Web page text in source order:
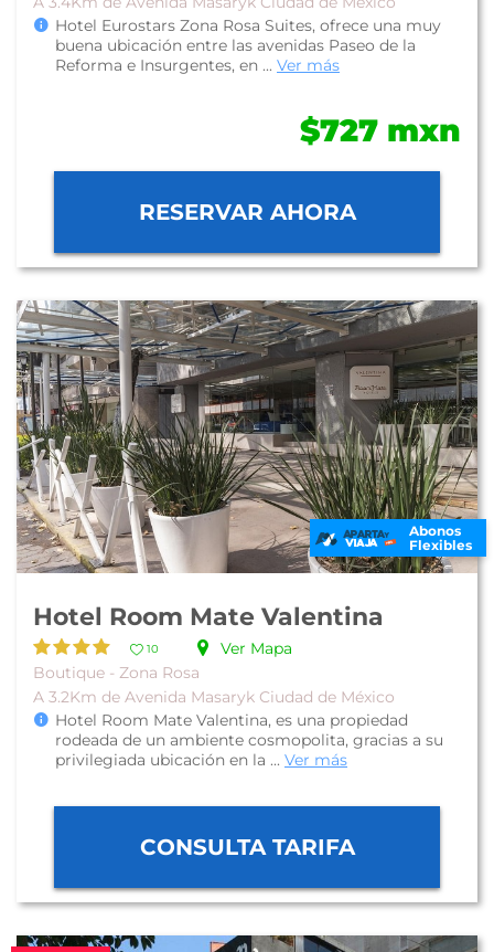
Hotel Eurostars Zona Rosa Suites, ofrece una muy
buena ubicación entre las avenidas Paseo de la
Reforma e Insurgentes, en ... Ver más
$727 mxn
RESERVAR AHORA
Abonos
Flexibles
Hotel Room Mate Valentina
10
Ver Mapa
Boutique - Zona Rosa
A 3.2Km de Avenida Masaryk Ciudad de México
Hotel Room Mate Valentina, es una propiedad
rodeada de un ambiente cosmopolita, gracias a su
privilegiada ubicación en la ... Ver más
CONSULTA TARIFA